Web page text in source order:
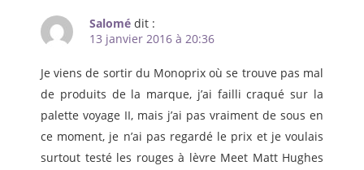
Salomé dit :
13 janvier 2016 à 20:36
Je viens de sortir du Monoprix où se trouve pas mal
de produits de la marque, j’ai failli craqué sur la
palette voyage II, mais j’ai pas vraiment de sous en
ce moment, je n’ai pas regardé le prix et je voulais
surtout testé les rouges à lèvre Meet Matt Hughes